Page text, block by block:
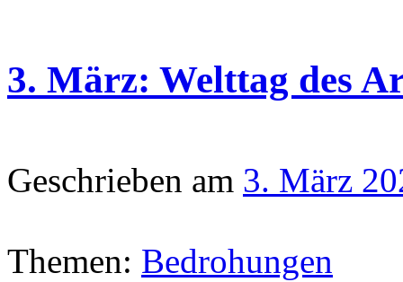
3. März: Welttag des
Geschrieben am 3. März
Themen: Bedrohungen